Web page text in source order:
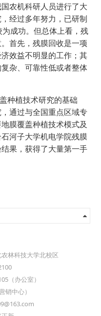
农机科研人员进行了大
经过多年努力，已研制
成功。但总体上看，残
首先，残膜回收是一项
效益不明显的工作；其
杂、可靠性低或者整体
种植技术研究的基础
通过与全国重点区域专
膜覆盖种植技术模式及
河子大学机电学院残膜
果，获得了大量第一手
林科技大学北校区
（办公室）
销中心）